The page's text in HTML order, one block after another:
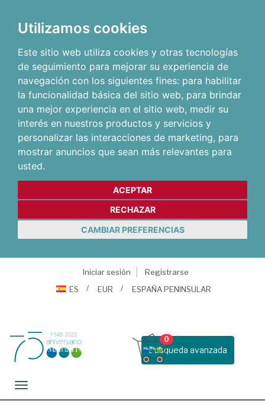
Utilizamos cookies
Este sitio web utiliza cookies y otras tecnologías
de seguimiento para mejorar su experiencia de
navegación con los siguientes fines: para habilitar
la funcionalidad básica del sitio web, para brindar
una mejor experiencia en el sitio web, medir su
interés en nuestros productos y servicios y
personalizar las interacciones de marketing, para
mostrar anuncios que sean más relevantes para
usted.
ACEPTAR
RECHAZAR
CAMBIAR PREFERENCIAS
Iniciar sesión
Registrarse
ES
EUR ESPAÑA PENINSULAR
Busqueda avanzada
0
Toggle navigation